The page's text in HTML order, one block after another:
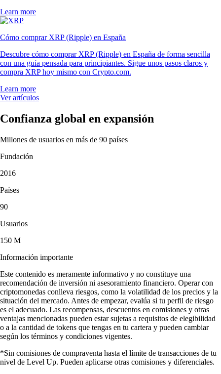
Learn more
Cómo comprar XRP (Ripple) en España
Descubre cómo comprar XRP (Ripple) en España de forma sencilla
con una guía pensada para principiantes. Sigue unos pasos claros y
compra XRP hoy mismo con Crypto.com.
Learn more
Ver artículos
Confianza global en expansión
Millones de usuarios en más de 90 países
Fundación
2016
Países
90
Usuarios
150 M
Información importante
Este contenido es meramente informativo y no constituye una
recomendación de inversión ni asesoramiento financiero. Operar con
criptomonedas conlleva riesgos, como la volatilidad de los precios y la
situación del mercado. Antes de empezar, evalúa si tu perfil de riesgo
es el adecuado. Las recompensas, descuentos en comisiones y otras
ventajas mencionadas pueden estar sujetas a requisitos de elegibilidad
o a la cantidad de tokens que tengas en tu cartera y pueden cambiar
según los términos y condiciones vigentes.
*Sin comisiones de compraventa hasta el límite de transacciones de tu
nivel de Level Up. Pueden aplicarse otras comisiones y diferenciales.